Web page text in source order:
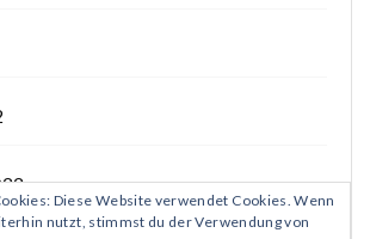
Diese Website verwendet Cookies. Wenn
nutzt, stimmst du der Verwendung von